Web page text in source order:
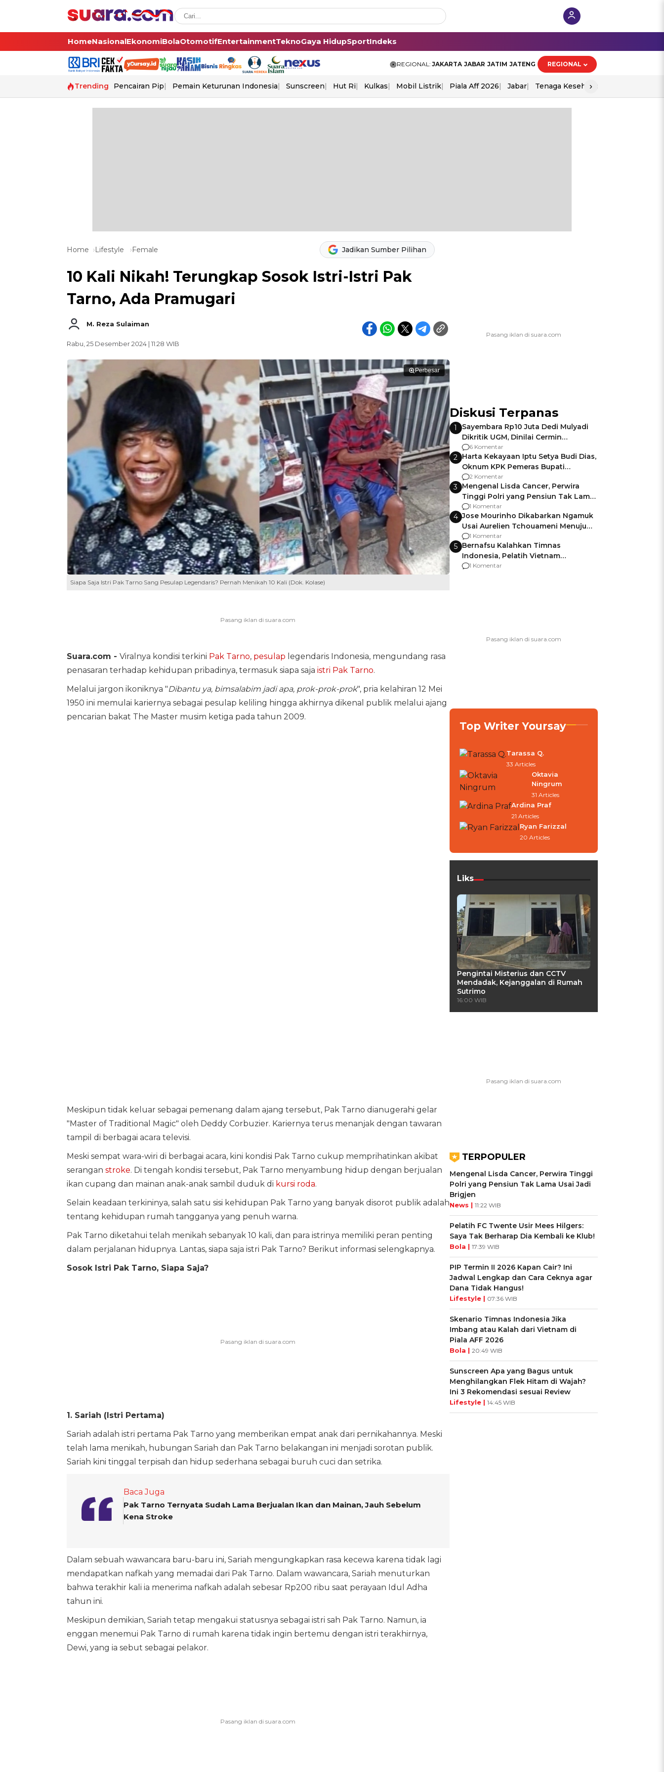
HomeNasionalEkonomiBolaOtomotifEntertainmentTeknoGaya HidupSportIndeks
REGIONAL: JAKARTA JABAR JATIM JATENG REGIONAL
Trending Pencairan Pip Pemain Keturunan Indonesia Sunscreen Hut Ri Kulkas Mobil Listrik Piala Aff 2026 Jabar Tenaga Kesehatan
›
Home Lifestyle Female Jadikan Sumber Pilihan
10 Kali Nikah! Terungkap Sosok Istri-Istri Pak
Tarno, Ada Pramugari
M. Reza Sulaiman
Rabu, 25 Desember 2024 | 11:28 WIB
Perbesar
Siapa Saja Istri Pak Tarno Sang Pesulap Legendaris? Pernah Menikah 10 Kali (Dok. Kolase)
Suara.com - Viralnya kondisi terkini Pak Tarno, pesulap legendaris Indonesia, mengundang rasa
penasaran terhadap kehidupan pribadinya, termasuk siapa saja istri Pak Tarno.
Melalui jargon ikoniknya "Dibantu ya, bimsalabim jadi apa, prok-prok-prok", pria kelahiran 12 Mei
1950 ini memulai kariernya sebagai pesulap keliling hingga akhirnya dikenal publik melalui ajang
pencarian bakat The Master musim ketiga pada tahun 2009.
Meskipun tidak keluar sebagai pemenang dalam ajang tersebut, Pak Tarno dianugerahi gelar
"Master of Traditional Magic" oleh Deddy Corbuzier. Kariernya terus menanjak dengan tawaran
tampil di berbagai acara televisi.
Meski sempat wara-wiri di berbagai acara, kini kondisi Pak Tarno cukup memprihatinkan akibat
serangan stroke. Di tengah kondisi tersebut, Pak Tarno menyambung hidup dengan berjualan
ikan cupang dan mainan anak-anak sambil duduk di kursi roda.
Selain keadaan terkininya, salah satu sisi kehidupan Pak Tarno yang banyak disorot publik adalah
tentang kehidupan rumah tangganya yang penuh warna.
Pak Tarno diketahui telah menikah sebanyak 10 kali, dan para istrinya memiliki peran penting
dalam perjalanan hidupnya. Lantas, siapa saja istri Pak Tarno? Berikut informasi selengkapnya.
Sosok Istri Pak Tarno, Siapa Saja?
1. Sariah (Istri Pertama)
Sariah adalah istri pertama Pak Tarno yang memberikan empat anak dari pernikahannya. Meski
telah lama menikah, hubungan Sariah dan Pak Tarno belakangan ini menjadi sorotan publik.
Sariah kini tinggal terpisah dan hidup sederhana sebagai buruh cuci dan setrika.
Baca Juga
Pak Tarno Ternyata Sudah Lama Berjualan Ikan dan Mainan, Jauh Sebelum
Kena Stroke
Dalam sebuah wawancara baru-baru ini, Sariah mengungkapkan rasa kecewa karena tidak lagi
mendapatkan nafkah yang memadai dari Pak Tarno. Dalam wawancara, Sariah menuturkan
bahwa terakhir kali ia menerima nafkah adalah sebesar Rp200 ribu saat perayaan Idul Adha
tahun ini.
Meskipun demikian, Sariah tetap mengakui statusnya sebagai istri sah Pak Tarno. Namun, ia
enggan menemui Pak Tarno di rumah karena tidak ingin bertemu dengan istri terakhirnya,
Dewi, yang ia sebut sebagai pelakor.
Diskusi Terpanas
1
Sayembara Rp10 Juta Dedi Mulyadi
Dikritik UGM, Dinilai Cermin
Gagalnya Negara Jamin Keamanan
6 Komentar
2 Harta Kekayaan Iptu Setya Budi Dias,
Oknum KPK Pemeras Bupati
Pemalang
2 Komentar
3 Mengenal Lisda Cancer, Perwira
Tinggi Polri yang Pensiun Tak Lama
Usai Jadi Brigjen
1 Komentar
4 Jose Mourinho Dikabarkan Ngamuk
Usai Aurelien Tchouameni Menuju
Manchester United
1 Komentar
5 Bernafsu Kalahkan Timnas
Indonesia, Pelatih Vietnam
Berencana Pakai Jimat di Pakansari
1 Komentar
Top Writer Yoursay
Tarassa Q.
33 Articles
Oktavia
Ningrum
31 Articles
Ardina Praf
21 Articles
Ryan Farizzal
20 Articles
Liks
Pengintai Misterius dan CCTV
Mendadak, Kejanggalan di Rumah
Sutrimo
16:00 WIB
TERPOPULER
Mengenal Lisda Cancer, Perwira Tinggi
Polri yang Pensiun Tak Lama Usai Jadi
Brigjen
News | 11:22 WIB
Pelatih FC Twente Usir Mees Hilgers:
Saya Tak Berharap Dia Kembali ke Klub!
Bola | 17:39 WIB
PIP Termin II 2026 Kapan Cair? Ini
Jadwal Lengkap dan Cara Ceknya agar
Dana Tidak Hangus!
Lifestyle | 07:36 WIB
Skenario Timnas Indonesia Jika
Imbang atau Kalah dari Vietnam di
Piala AFF 2026
Bola | 20:49 WIB
Sunscreen Apa yang Bagus untuk
Menghilangkan Flek Hitam di Wajah?
Ini 3 Rekomendasi sesuai Review
Lifestyle | 14:45 WIB